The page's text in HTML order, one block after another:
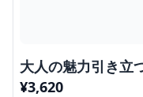
大人の魅力引き立
¥3,620